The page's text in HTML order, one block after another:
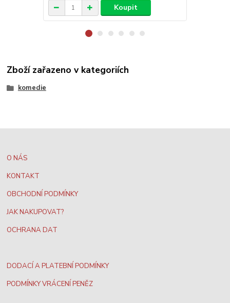
Koupit
Zboží zařazeno v kategoriích
komedie
O NÁS
KONTAKT
OBCHODNÍ PODMÍNKY
JAK NAKUPOVAT?
OCHRANA DAT
DODACÍ A PLATEBNÍ PODMÍNKY
PODMÍNKY VRÁCENÍ PENĚZ